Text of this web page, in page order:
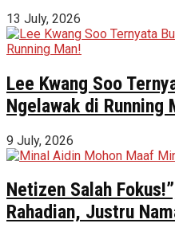
13 July, 2026
Lee Kwang Soo
Ngelawak di Running
9 July, 2026
Netizen Salah
Rahadian, Justru